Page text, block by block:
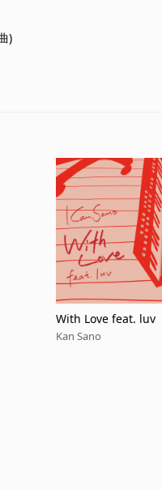
)
With Love feat. luv
Kan Sano